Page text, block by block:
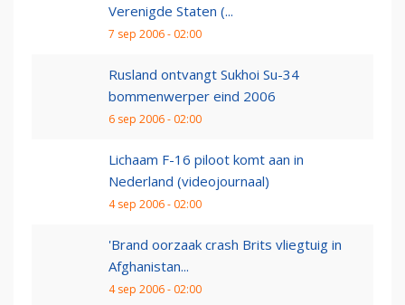
Verenigde Staten (...
7 sep 2006 - 02:00
Rusland ontvangt Sukhoi Su-34
bommenwerper eind 2006
6 sep 2006 - 02:00
Lichaam F-16 piloot komt aan in
Nederland (videojournaal)
4 sep 2006 - 02:00
'Brand oorzaak crash Brits vliegtuig in
Afghanistan...
4 sep 2006 - 02:00